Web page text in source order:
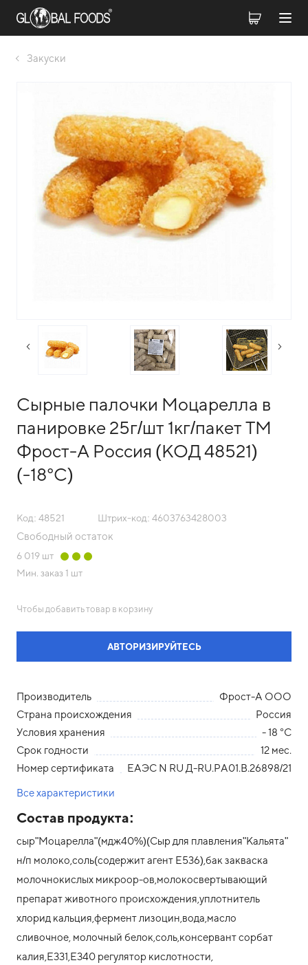
Закуски
следующий слайд
Сырные палочки Моцарелла в
панировке 25г/шт 1кг/пакет ТМ
Фрост-А Россия (КОД 48521)
(-18°С)
Код: 48521 Штрих-код: 4603763428003
Свободный остаток
6 019 шт
Мин. заказ 1 шт
Чтобы добавить товар в корзину
АВТОРИЗИРУЙТЕСЬ
Производитель
Фрост-А ООО
Страна происхождения
Россия
Условия хранения
- 18 °С
Срок годности
12 мес.
Номер сертификата
ЕАЭС N RU Д-RU.РА01.В.26898/21
Все характеристики
Состав продукта:
сыр"Моцарелла"(мдж40%)(Сыр для плавления"Кальята"
н/п молоко,соль(содержит агент Е536),бак закваска
молочнокислых микроор-ов,молокосвертывающий
препарат животного происхождения,уплотнитель
хлорид кальция,фермент лизоцин,вода,масло
сливочное, молочный белок,соль,консервант сорбат
калия,Е331,Е340 регулятор кислотности,